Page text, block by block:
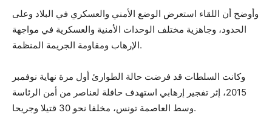
وأوضح أن اللقاء استعرض الوضع الأمني والعسكري في البلاد وعلى
الحدود، وجاهزية مختلف الوحدات الأمنية والعسكرية في مواجهة
الإرهاب ومقاومة الجريمة المنظمة.
وكانت السلطات قد فرضت حالة الطوارئ أول مرة نهاية نوفمبر
2015، إثر تفجير إرهابي استهدف حافلة لعناصر من أمن الرئاسة
وسط العاصمة تونس، مخلفا نحو 30 قتيلا وجريحا.